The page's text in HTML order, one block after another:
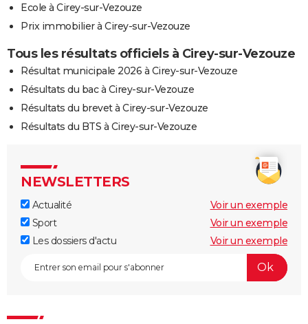
Ecole à Cirey-sur-Vezouze
Prix immobilier à Cirey-sur-Vezouze
Tous les résultats officiels à Cirey-sur-Vezouze
Résultat municipale 2026 à Cirey-sur-Vezouze
Résultats du bac à Cirey-sur-Vezouze
Résultats du brevet à Cirey-sur-Vezouze
Résultats du BTS à Cirey-sur-Vezouze
NEWSLETTERS
Actualité
Voir un exemple
Sport
Voir un exemple
Les dossiers d'actu
Voir un exemple